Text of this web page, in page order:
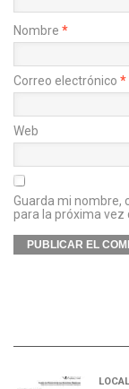
Nombre *
Correo electrónico *
Web
Guarda mi nombre,
para la próxima vez
LOCAL